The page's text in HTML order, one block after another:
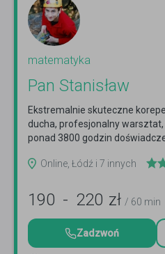
matematyka
Pan Stanisław
Ekstremalnie skuteczne
ducha, profesjonalny
ponad 3800 godzin
Online, Łódź i 7 innych
190 - 220 zł / 60 min
Zadzwoń